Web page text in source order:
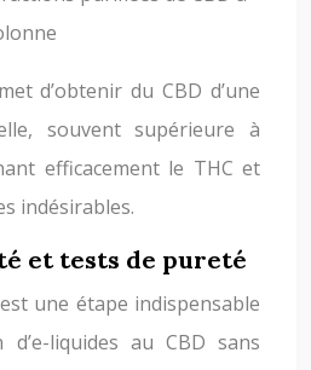
d’obtenir du CBD d’une
souvent supérieure à
efficacement le THC et
indésirables.
et tests de pureté
une étape indispensable
liquides au CBD sans